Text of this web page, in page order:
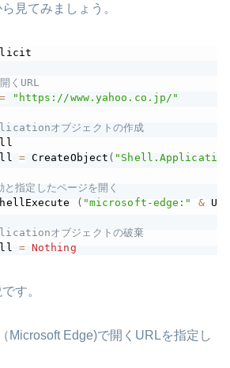
見てみましょう。
くURL
= "https://www.yahoo.co.jp/"
オブジェクトの作成
= CreateObject (
指定したページを開く
( "microsoft-edge:" & URL
オブジェクトの破棄
= Nothing
す。
Microsoft Edge)で開くURLを指定し